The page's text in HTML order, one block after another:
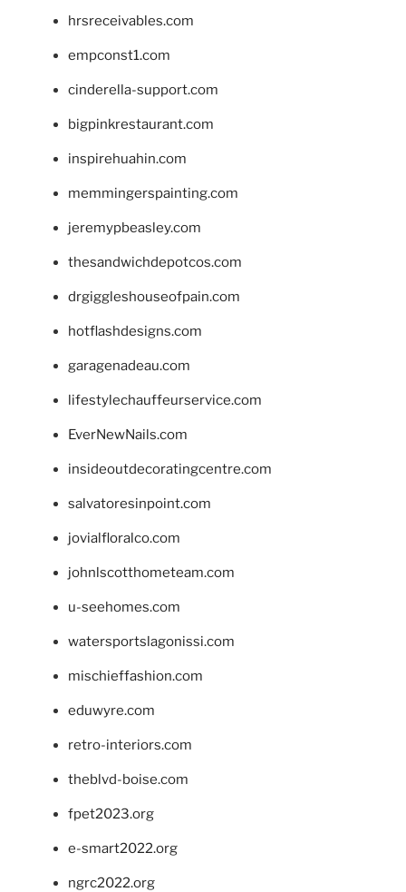
hrsreceivables.com
empconst1.com
cinderella-support.com
bigpinkrestaurant.com
inspirehuahin.com
memmingerspainting.com
jeremypbeasley.com
thesandwichdepotcos.com
drgiggleshouseofpain.com
hotflashdesigns.com
garagenadeau.com
lifestylechauffeurservice.com
EverNewNails.com
insideoutdecoratingcentre.com
salvatoresinpoint.com
jovialfloralco.com
johnlscotthometeam.com
u-seehomes.com
watersportslagonissi.com
mischieffashion.com
eduwyre.com
retro-interiors.com
theblvd-boise.com
fpet2023.org
e-smart2022.org
ngrc2022.org